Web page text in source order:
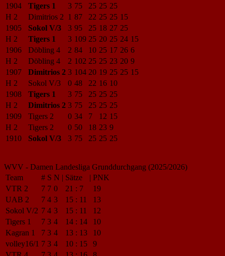
1904
Tigers 1 3 75 25 25 25
H 2
Dimitrios 2 1 87 22 25 25 15
1905
Sokol V/3 3 95 25 18 27 25
H 2
Tigers 1 3 109 25 20 25 24 15
1906
Döbling 4 2 84 10 25 17 26 6
H 2
Döbling 4 2 102 25 25 23 20 9
1907
Dimitrios 2 3 104 20 19 25 25 15
H 2
Sokol V/3 0 48 22 16 10
1908
Tigers 1 3 75 25 25 25
H 2
Dimitrios 2 3 75 25 25 25
1909
Tigers 2 0 34 7 12 15
H 2
Tigers 2 0 50 18 23 9
1910
Sokol V/3 3 75 25 25 25
WVV - Damen Landesliga Grunddurchgang (2025/2026)
Team
# S N | Sätze | PNK
VTR 2
7 7 0 21 : 7
19
UAB 2
7 4 3 15 : 11
13
Sokol V/2 7 4 3 15 : 11
12
Tigers 1
7 3 4 14 : 14
10
Kagran 1
7 3 4 13 : 13
10
volley16/1 7 3 4 10 : 15
9